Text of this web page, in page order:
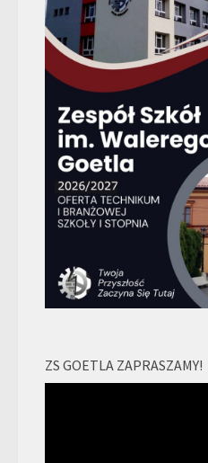
ZS GOETLA ZAPRASZAMY!